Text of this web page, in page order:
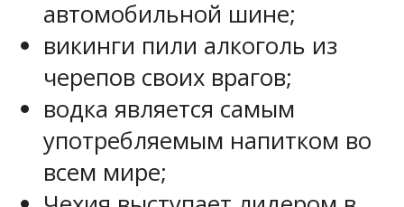
автомобильной шине;
викинги пили алкоголь из
черепов своих врагов;
водка является самым
употребляемым напитком во
всем мире;